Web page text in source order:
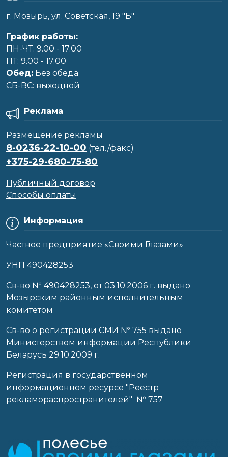
г. Мозырь, ул. Советская, 19 "Б"
График работы:
ПН-ЧТ: 9.00 - 17.00
ПТ: 9.00 - 17.00
Обед: Без обеда
CБ-ВС: выходной
Информация
Частное предприятие «Своими Глазами»
УНП 490428253
Cв-во № 490428253, от 03.10.2006 г. выдано
Мозырским районным исполнительным
комитетом
Св-во о регистрации СМИ № 755 выдано
Министерством информации Республики
Беларусь 29.10.2009 г.
Регистрация в государственном
информационном ресурсе "Реестр
рекламораспространителей" № 757
Реклама
Размещение рекламы
8-0236-22-10-00 (тел./факс)
+375-29-680-75-80
Публичный договор
Способы оплаты